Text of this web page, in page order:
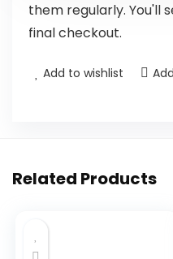
them regularly. You'll
final checkout.
Add to wishlist
Related Products